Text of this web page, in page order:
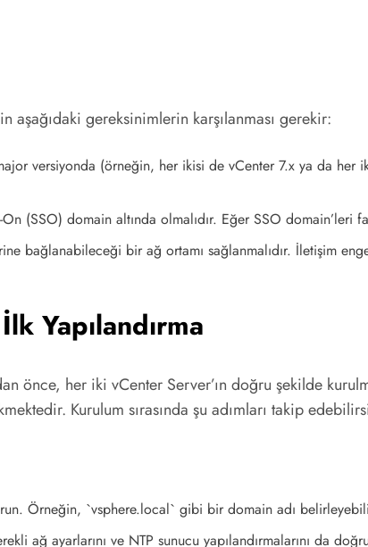
aşağıdaki gereksinimlerin karşılanması gerekir:
versiyonda (örneğin, her ikisi de vCenter 7.x ya da
(SSO) domain altında olmalıdır. Eğer SSO domain’leri
bağlanabileceği bir ağ ortamı sağlanmalıdır. İletişim
Yapılandırma
önce, her iki vCenter Server’ın doğru şekilde
Kurulum sırasında şu adımları takip
Örneğin, `vsphere.local` gibi bir domain adı
ağ ayarlarını ve NTP sunucu yapılandırmalarını da